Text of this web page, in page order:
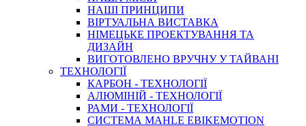
НАШI ПРИНЦИПИ
ВIРТУАЛЬНА ВИСТАВКА
НІМЕЦЬКЕ ПРОЕКТУВАННЯ ТА
ДИЗАЙН
ВИГОТОВЛЕНО ВРУЧНУ У ТАЙВАНІ
ТЕХНОЛОГІЇ
КАРБОН - ТЕХНОЛОГІЇ
АЛЮМІНІЙ - ТЕХНОЛОГІЇ
РАМИ - ТЕХНОЛОГІЇ
СИСТЕМА MAHLE EBIKEMOTION